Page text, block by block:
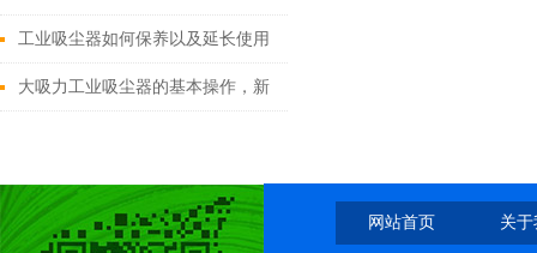
哪些？
工业吸尘器如何保养以及延长使用
寿命！
大吸力工业吸尘器的基本操作，新
网站首页 关